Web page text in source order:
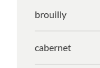
brouilly
cabernet